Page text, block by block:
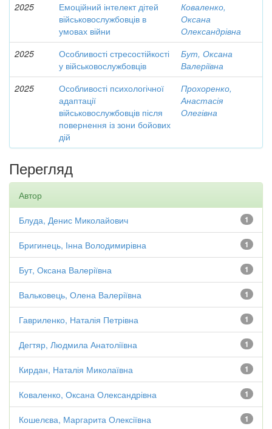
2025
Емоційний інтелект дітей
військовослужбовців в
умовах війни
Коваленко,
Оксана
Олександрівна
2025
Особливості стресостійкості
у військовослужбовців
Бут, Оксана
Валеріївна
2025
Особливості психологічної
адаптації
військовослужбовців після
повернення із зони бойових
дій
Прохоренко,
Анастасія
Олегівна
Перегляд
Автор
1
Блуда, Денис Миколайович
1
Бригинець, Інна Володимирівна
1
Бут, Оксана Валеріївна
1
Вальковець, Олена Валеріївна
1
Гавриленко, Наталія Петрівна
1
Дегтяр, Людмила Анатоліївна
1
Кирдан, Наталія Миколаївна
1
Коваленко, Оксана Олександрівна
1
Кошелєва, Маргарита Олексіївна